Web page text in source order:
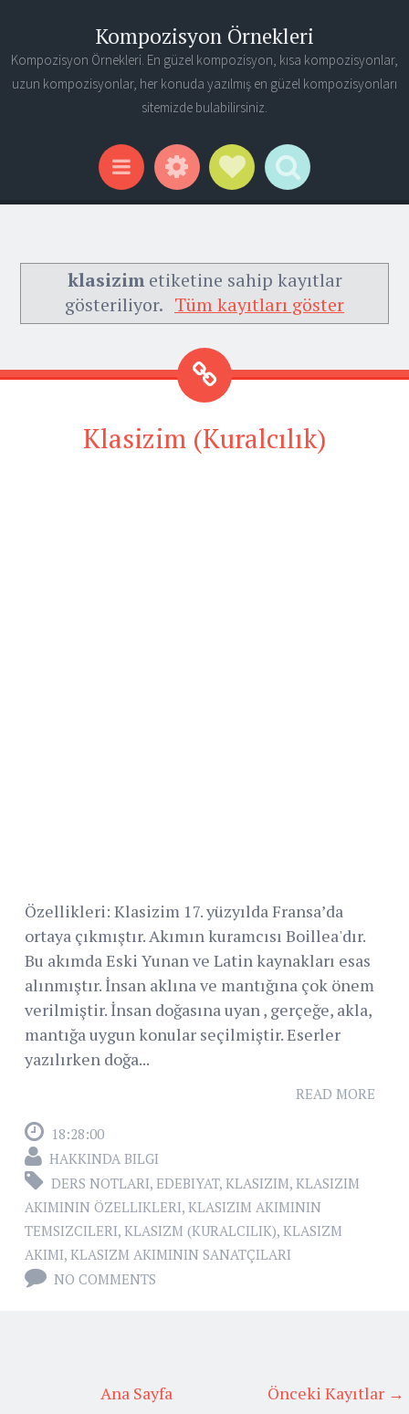
Kompozisyon Örnekleri
Kompozisyon Örnekleri. En güzel kompozisyon, kısa kompozisyonlar,
uzun kompozisyonlar, her konuda yazılmış en güzel kompozisyonları
sitemizde bulabilirsiniz.
Menu WidgetsSocial Links
Search
klasizimetiketine sahip kayıtlar
gösteriliyor. Tüm kayıtları göster
Klasizim (Kuralcılık)
Özellikleri: Klasizim 17. yüzyılda Fransa’da
ortaya çıkmıştır. Akımın kuramcısı Boillea'dır.
Bu akımda Eski Yunan ve Latin kaynakları esas
alınmıştır. İnsan aklına ve mantığına çok önem
verilmiştir. İnsan doğasına uyan , gerçeğe, akla,
mantığa uygun konular seçilmiştir. Eserler
yazılırken doğa...
READ MORE
18:28:00
HAKKINDA BILGI
DERS NOTLARI, EDEBIYAT, KLASIZIM, KLASIZIM
AKIMININ ÖZELLIKLERI, KLASIZIM AKIMININ
TEMSIZCILERI, KLASIZM (KURALCILIK), KLASIZM
AKIMI, KLASIZM AKIMININ SANATÇILARI
NO COMMENTS
Önceki Kayıtlar →
Ana Sayfa